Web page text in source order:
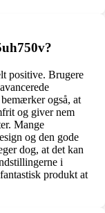
positive. Brugere
også, at
og giver nem
Mange
og den gode
dog, at det kan
i
produkt at